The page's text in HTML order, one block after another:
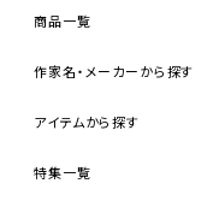
商品一覧
作家名・メーカーから探す
アイテムから探す
特集一覧